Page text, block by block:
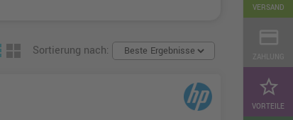
VERSAND
star_border
VORTEILE
Sortierung nach: